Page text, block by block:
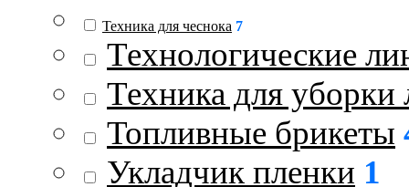
Техника для чеснока 7
Технологические
Техника для уборки
Топливные брикеты
Укладчик пленки 1